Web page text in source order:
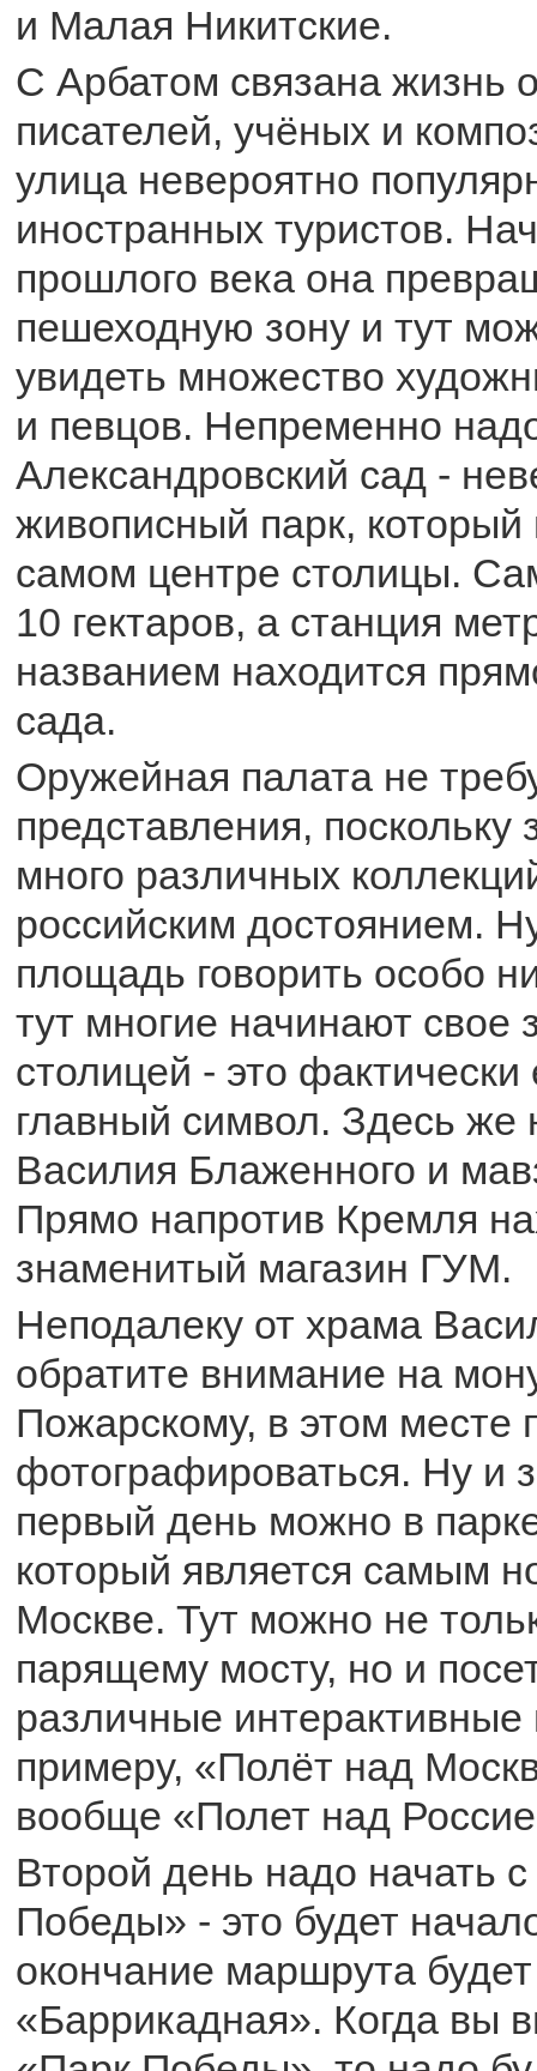
и Малая Никитские.
С Арбатом связана жизнь
писателей, учёных и
улица невероятно
иностранных туристов.
прошлого века она
пешеходную зону и тут
увидеть множество
и певцов. Непременно
Александровский сад -
живописный парк, который
самом центре столицы.
10 гектаров, а станция
названием находится
сада.
Оружейная палата не
представления, поскольку
много различных
российским достоянием.
площадь говорить особо
тут многие начинают свое
столицей - это
главный символ. Здесь же
Василия Блаженного и
Прямо напротив Кремля
знаменитый магазин ГУМ.
Неподалеку от храма
обратите внимание на
Пожарскому, в этом месте
фотографироваться. Ну и
первый день можно в
который является самым
Москве. Тут можно не
парящему мосту, но и
различные интерактивные
примеру, «Полёт над
вообще «Полет над
Второй день надо начать
Победы» - это будет
окончание маршрута
«Баррикадная». Когда вы